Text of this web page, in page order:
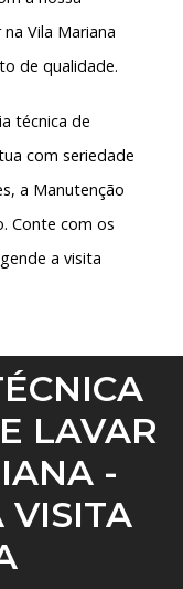
Vila Mariana
de qualidade.
técnica de
com seriedade
a Manutenção
Conte com os
a visita
LAVAR
-
VISITA